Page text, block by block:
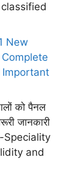
New
को पैनल
जानकारी
Speciality
and